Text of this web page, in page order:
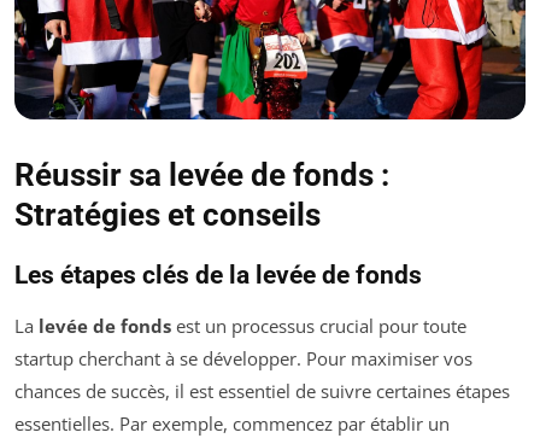
Réussir sa levée de fonds :
Stratégies et conseils
Les étapes clés de la levée de fonds
La levée de fonds est un processus crucial pour toute
startup cherchant à se développer. Pour maximiser vos
chances de succès, il est essentiel de suivre certaines étapes
essentielles. Par exemple, commencez par établir un